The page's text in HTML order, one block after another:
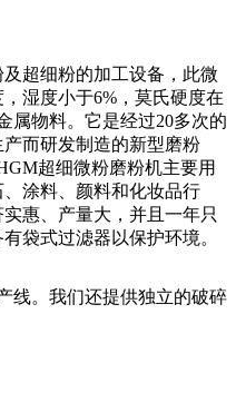
超细粉的加工设备，此微
湿度小于6%，莫氏硬度在
属物料。它是经过20多次的
而研发制造的新型磨粉
超细微粉磨粉机主要用
涂料、颜料和化妆品行
惠、产量大，并且一年只
袋式过滤器以保护环境。
线。我们还提供独立的破碎